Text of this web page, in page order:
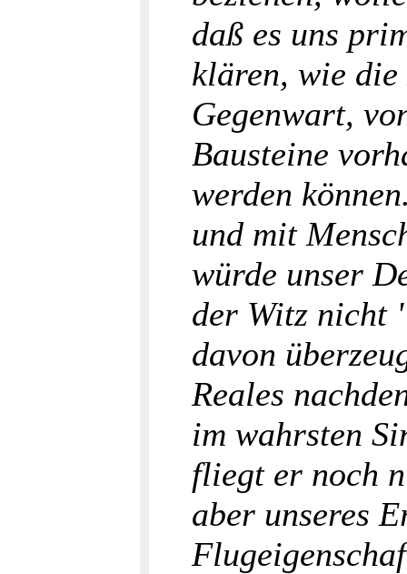
daß es uns
klären, wie die
Gegenwart,
Bausteine
werden
und mit
würde unser
der Witz nicht
davon
Reales
im wahrsten
fliegt er noch
aber unseres